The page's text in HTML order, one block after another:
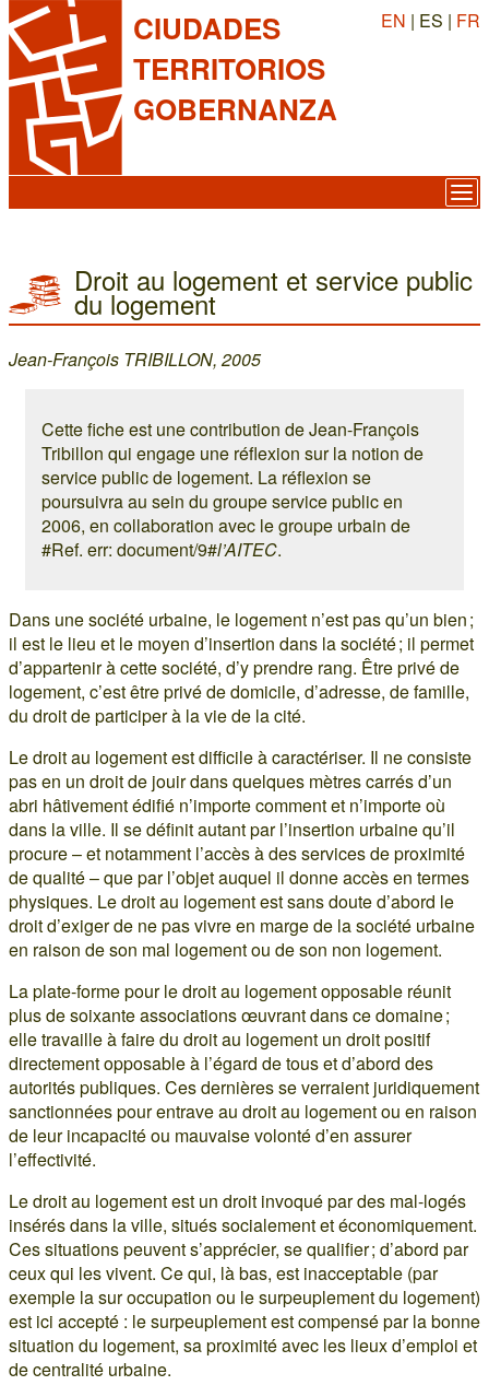
CIUDADES
TERRITORIOS
GOBERNANZA
EN | ES | FR
Droit au logement et service public
du logement
Jean-François TRIBILLON, 2005
Cette fiche est une contribution de Jean-François
Tribillon qui engage une réflexion sur la notion de
service public de logement. La réflexion se
poursuivra au sein du groupe service public en
2006, en collaboration avec le groupe urbain de
#Ref. err: document/9#l’AITEC.
Dans une société urbaine, le logement n’est pas qu’un bien ;
il est le lieu et le moyen d’insertion dans la société ; il permet
d’appartenir à cette société, d’y prendre rang. Être privé de
logement, c’est être privé de domicile, d’adresse, de famille,
du droit de participer à la vie de la cité.
Le droit au logement est difficile à caractériser. Il ne consiste
pas en un droit de jouir dans quelques mètres carrés d’un
abri hâtivement édifié n’importe comment et n’importe où
dans la ville. Il se définit autant par l’insertion urbaine qu’il
procure – et notamment l’accès à des services de proximité
de qualité – que par l’objet auquel il donne accès en termes
physiques. Le droit au logement est sans doute d’abord le
droit d’exiger de ne pas vivre en marge de la société urbaine
en raison de son mal logement ou de son non logement.
La plate-forme pour le droit au logement opposable réunit
plus de soixante associations œuvrant dans ce domaine ;
elle travaille à faire du droit au logement un droit positif
directement opposable à l’égard de tous et d’abord des
autorités publiques. Ces dernières se verraient juridiquement
sanctionnées pour entrave au droit au logement ou en raison
de leur incapacité ou mauvaise volonté d’en assurer
l’effectivité.
Le droit au logement est un droit invoqué par des mal-logés
insérés dans la ville, situés socialement et économiquement.
Ces situations peuvent s’apprécier, se qualifier ; d’abord par
ceux qui les vivent. Ce qui, là bas, est inacceptable (par
exemple la sur occupation ou le surpeuplement du logement)
est ici accepté : le surpeuplement est compensé par la bonne
situation du logement, sa proximité avec les lieux d’emploi et
de centralité urbaine.